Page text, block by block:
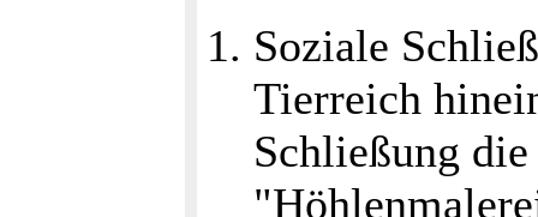
Soziale
Tierreich
Schließung